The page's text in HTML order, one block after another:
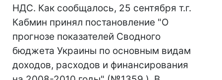
НДС. Как сообщалось, 25 сентября т.г.
Кабмин принял постановление "О
прогнозе показателей Сводного
бюджета Украины по основным видам
доходов, расходов и финансирования